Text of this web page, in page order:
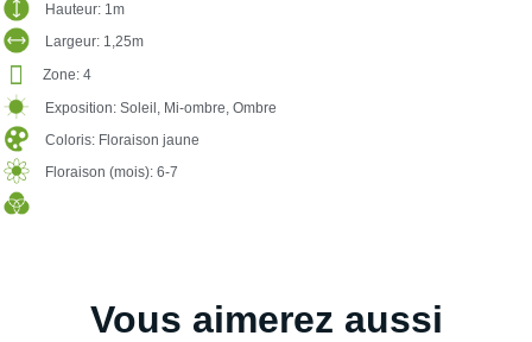
Hauteur: 1m
Largeur: 1,25m
Zone: 4
Exposition: Soleil, Mi-ombre, Ombre
Coloris: Floraison jaune
Floraison (mois): 6-7
Vous aimerez aussi